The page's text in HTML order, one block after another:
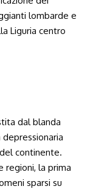
lombarde e
Liguria centro
dal blanda
depressionaria
continente.
regioni, la prima
sparsi su